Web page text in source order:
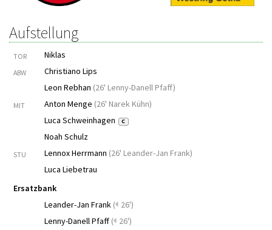
Aufstellung
TOR Niklas
ABW
Christiano Lips
Leon Rebhan (26' Lenny-Danell Pfaff)
MIT Anton Menge (26' Narek Kühn)
Luca Schweinhagen
C
Noah Schulz
STU Lennox Herrmann (26' Leander-Jan Frank)
Luca Liebetrau
Ersatzbank
Leander-Jan Frank ( 26')
Lenny-Danell Pfaff ( 26')